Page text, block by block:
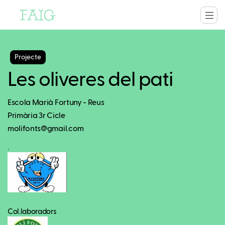
Projecte
Les oliveres del pati
Escola Marià Fortuny - Reus
Primària 3r Cicle
molifonts@gmail.com
.
Col.laboradors